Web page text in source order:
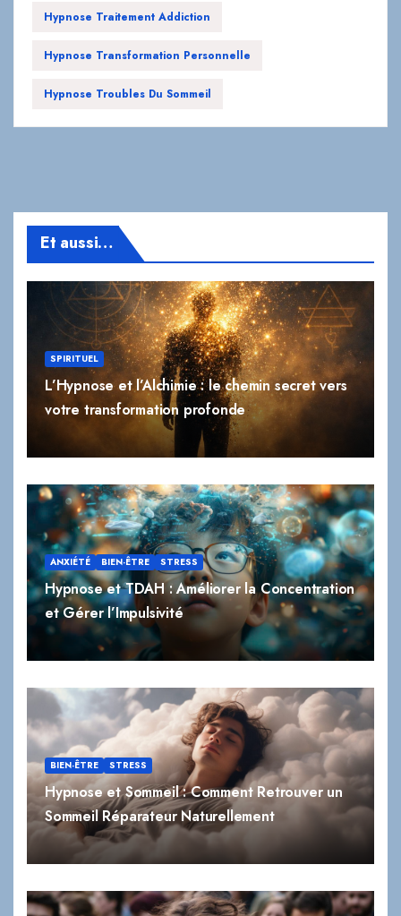
Hypnose Traitement Addiction
Hypnose Transformation Personnelle
Hypnose Troubles Du Sommeil
Et aussi…
SPIRITUEL
L’Hypnose et l’Alchimie : le chemin secret vers
votre transformation profonde
ANXIÉTÉ BIEN-ÊTRE STRESS
Hypnose et TDAH : Améliorer la Concentration
et Gérer l’Impulsivité
BIEN-ÊTRE STRESS
Hypnose et Sommeil : Comment Retrouver un
Sommeil Réparateur Naturellement